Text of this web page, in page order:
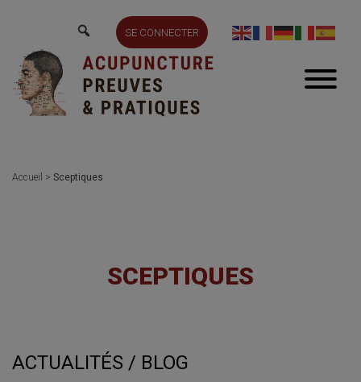
SE CONNECTER
Accueil > Sceptiques
SCEPTIQUES
ACTUALITÉS / BLOG